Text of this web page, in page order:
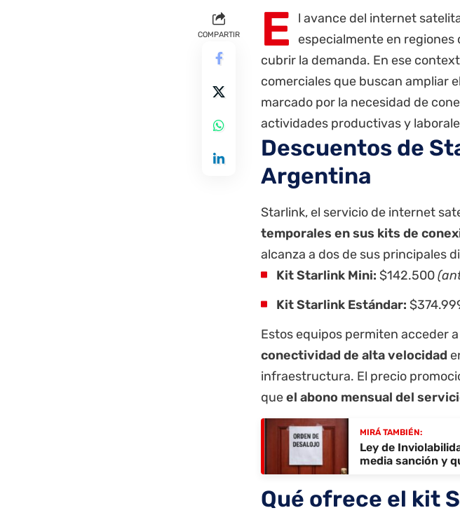
COMPARTIR E
l avance del internet
especialmente en
cubrir la demanda. En ese
comerciales que buscan ampliar
marcado por la necesidad de
actividades productivas y
Descuentos de
Argentina
Starlink, el servicio de internet
temporales en sus kits de
alcanza a dos de sus principales
Kit Starlink Mini: $142.500
Kit Starlink Estándar:
Estos equipos permiten acceder
conectividad de alta velocidad
infraestructura. El precio
queel abono mensual del
MIRÁ TAMBIÉN:
Ley de
media sanción y
Qué ofrece el kit